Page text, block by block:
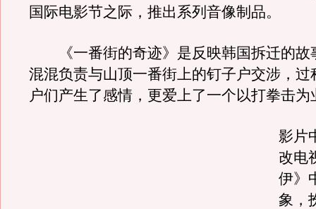
国际电影节之际，推出系列音像制品。
《一番街的奇迹》是反映韩国拆迁的故
混混负责与山顶一番街上的钉子户交涉，过
户们产生了感情，更爱上了一个以打拳击为
影片
改电
伊》
象，